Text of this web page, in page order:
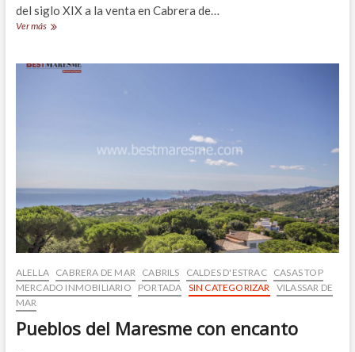
del siglo XIX a la venta en Cabrera de…
Ver másEspectacular
del
ALELLA CABRERA DE MAR CABRILS CALDES D'ESTRAC
CASAS TOP
MERCADO INMOBILIARIO
PORTADA SIN CATEGORIZAR VILASSAR DE
MAR
Pueblos del Maresme con encanto